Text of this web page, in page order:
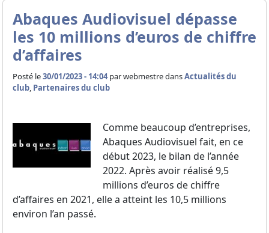
Abaques Audiovisuel dépasse
les 10 millions d’euros de chiffre
d’affaires
Posté le30/01/2023 - 14:04 parwebmestre dansActualités du
club, Partenaires du club
Comme beaucoup d’entreprises,
Abaques Audiovisuel fait, en ce
début 2023, le bilan de l’année
2022. Après avoir réalisé 9,5
millions d’euros de chiffre
d’affaires en 2021, elle a atteint les 10,5 millions
environ l’an passé.